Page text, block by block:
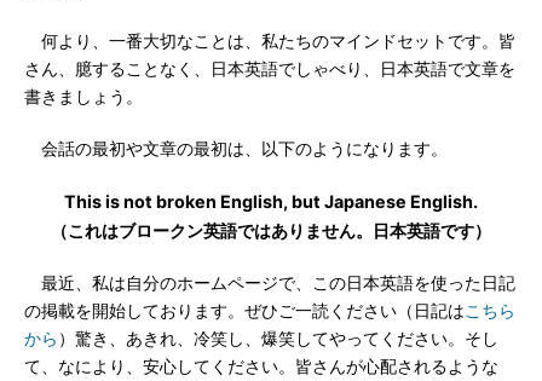
何より、一番大切なことは、私たちのマインドセットです。皆
さん、臆することなく、日本英語でしゃべり、日本英語で文章を
書きましょう。
会話の最初や文章の最初は、以下のようになります。
This is not broken English, but Japanese English.
（これはブロークン英語ではありません。日本英語です）
最近、私は自分のホームページで、この日本英語を使った日記
の掲載を開始しております。ぜひご一読ください（日記はこちら
から ）驚き、あきれ、冷笑し、爆笑してやってください。そし
て、なにより、安心してください。皆さんが心配されるような